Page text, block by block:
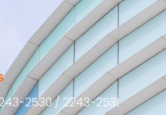
2530 / 2243-2531